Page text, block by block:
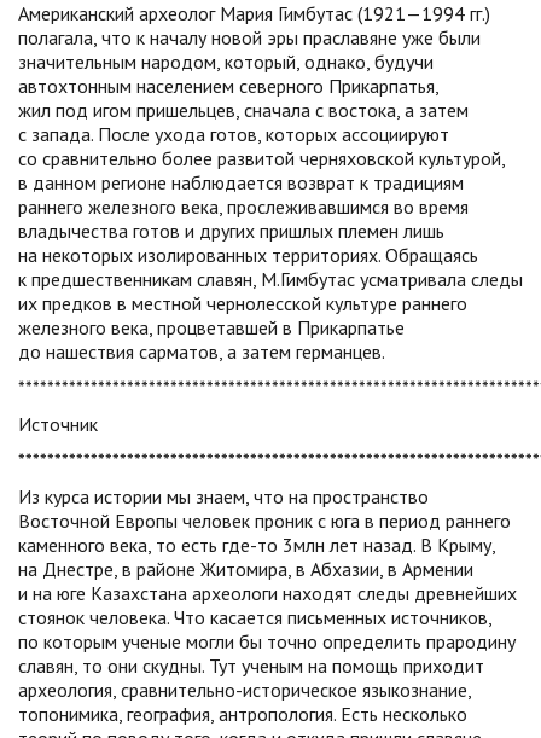
Американский археолог Мария Гимбутас (1921—1994 гг.)
полагала, что к началу новой эры праславяне уже были
значительным народом, который, однако, будучи
автохтонным населением северного Прикарпатья,
жил под игом пришельцев, сначала с востока, а затем
с запада. После ухода готов, которых ассоциируют
со сравнительно более развитой черняховской культурой,
в данном регионе наблюдается возврат к традициям
раннего железного века, прослеживавшимся во время
владычества готов и других пришлых племен лишь
на некоторых изолированных территориях. Обращаясь
к предшественникам славян, М.Гимбутас усматривала следы
их предков в местной чернолесской культуре раннего
железного века, процветавшей в Прикарпатье
до нашествия сарматов, а затем германцев.
Источник
Из курса истории мы знаем, что на пространство
Восточной Европы человек проник с юга в период раннего
каменного века, то есть где-то 3млн лет назад. В Крыму,
на Днестре, в районе Житомира, в Абхазии, в Армении
и на юге Казахстана археологи находят следы древнейших
стоянок человека. Что касается письменных источников,
по которым ученые могли бы точно определить прародину
славян, то они скудны. Тут ученым на помощь приходит
археология, сравнительно-историческое языкознание,
топонимика, география, антропология. Есть несколько